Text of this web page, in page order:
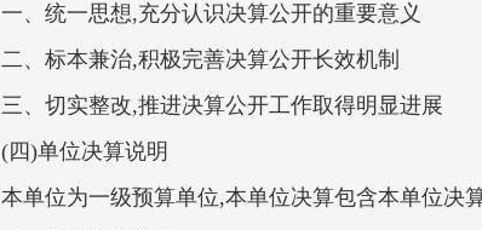
一、统一思想,充分认识决算公开的重要意义
二、标本兼治,积极完善决算公开长效机制
三、切实整改,推进决算公开工作取得明显进展
(四)单位决算说明
本单位为一级预算单位,本单位决算包含本单位决